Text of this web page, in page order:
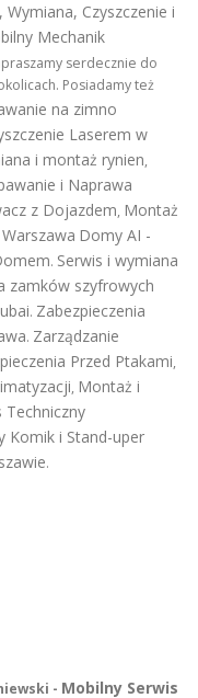
Czyszczenie i
Mechanik
serdecznie do
Posiadamy też
na zimno
Laserem w
i montaż rynien,
i Naprawa
z Dojazdem, Montaż
Domy AI -
. Serwis i wymiana
zamków szyfrowych
. Zabezpieczenia
. Zarządzanie
Przed Ptakami,
, Montaż i
Techniczny
Komik i Stand-uper
.
- Mobilny Serwis